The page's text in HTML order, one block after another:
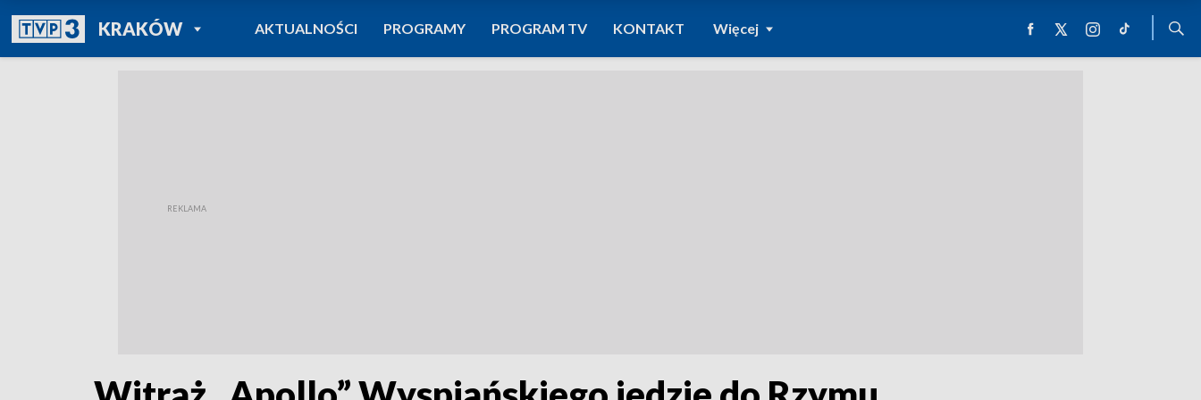
KRAKÓWPOWRÓT DO
TVP REGIONY
AKTUALNOŚCI PROGRAMY PROGRAM TV KONTAKT Więcej